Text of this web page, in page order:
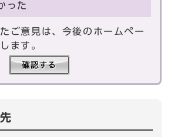
った
ご意見は、今後のホームペー
ます。